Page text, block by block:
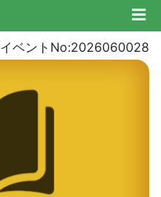
イベントNo:2026060028